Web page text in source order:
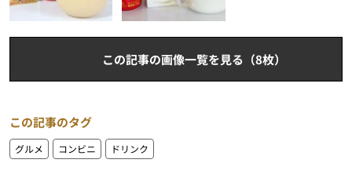
この記事の画像一覧を見る（8枚）
この記事のタグ
グルメ コンビニ ドリンク